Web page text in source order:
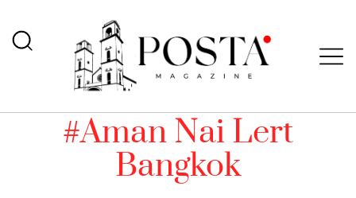
#Aman Nai Lert
Bangkok